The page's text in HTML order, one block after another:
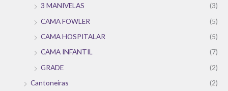
3 MANIVELAS
(3)
CAMA FOWLER
(5)
CAMA HOSPITALAR
(5)
CAMA INFANTIL
(7)
GRADE
(2)
Cantoneiras
(2)